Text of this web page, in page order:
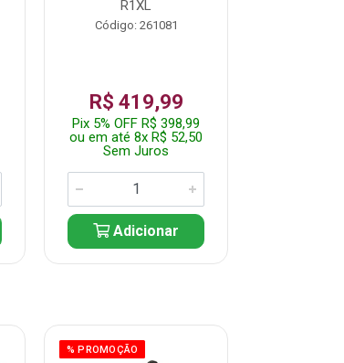
R1XL
Código: 261081
R$ 419,99
Pix 5% OFF R$ 398,99
ou em até 8x R$ 52,50
Sem Juros
Adicionar
% PROMOÇÃO